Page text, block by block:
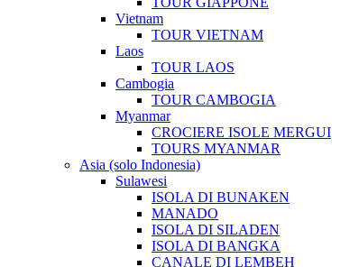
Vietnam
TOUR VIETNAM
Laos
TOUR LAOS
Cambogia
TOUR CAMBOGIA
Myanmar
CROCIERE ISOLE MERGUI
TOURS MYANMAR
Asia (solo Indonesia)
Sulawesi
ISOLA DI BUNAKEN
MANADO
ISOLA DI SILADEN
ISOLA DI BANGKA
CANALE DI LEMBEH